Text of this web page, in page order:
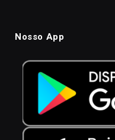
Nosso App